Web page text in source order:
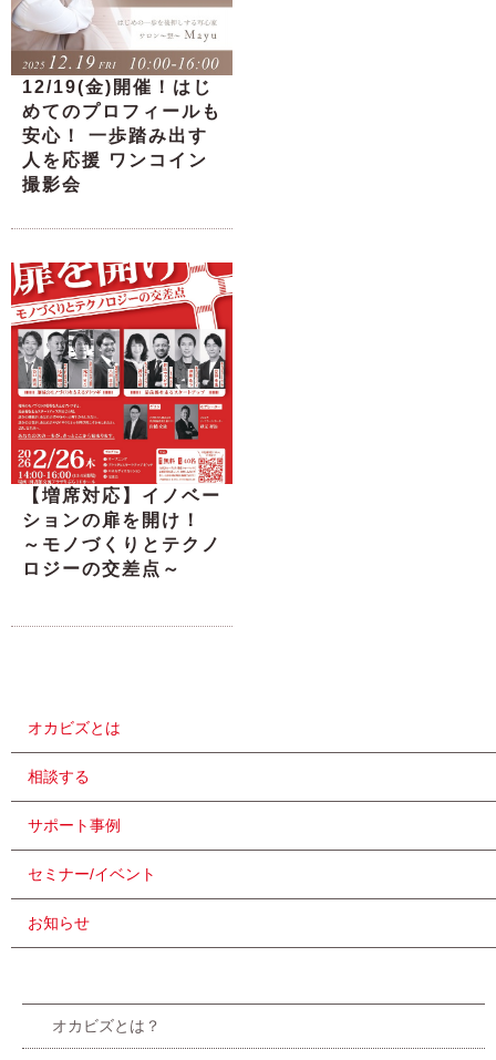
12/19(金)開催！はじ
めてのプロフィールも
安心！ 一歩踏み出す
人を応援 ワンコイン
撮影会
【増席対応】イノベー
ションの扉を開け！
～モノづくりとテクノ
ロジーの交差点～
オカビズとは
相談する
サポート事例
セミナー/イベント
お知らせ
オカビズとは？